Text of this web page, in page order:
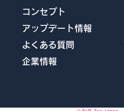
コンセプト
アップデート情報
よくある質問
企業情報